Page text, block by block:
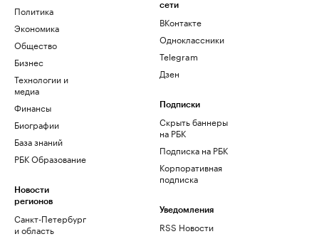
Политика
Экономика
Общество
Бизнес
Технологии и
медиа
Финансы
Биографии
База знаний
РБК Образование
Новости
регионов
Санкт-Петербург
и область
сети
ВКонтакте
Одноклассники
Telegram
Дзен
Подписки
Скрыть баннеры
на РБК
Подписка на РБК
Корпоративная
подписка
Уведомления
RSS Новости